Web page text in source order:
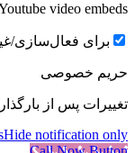
video embeds:
برای فعال‌سازی/
حریم خصوصی
تغییرات پس از
Hide notification only